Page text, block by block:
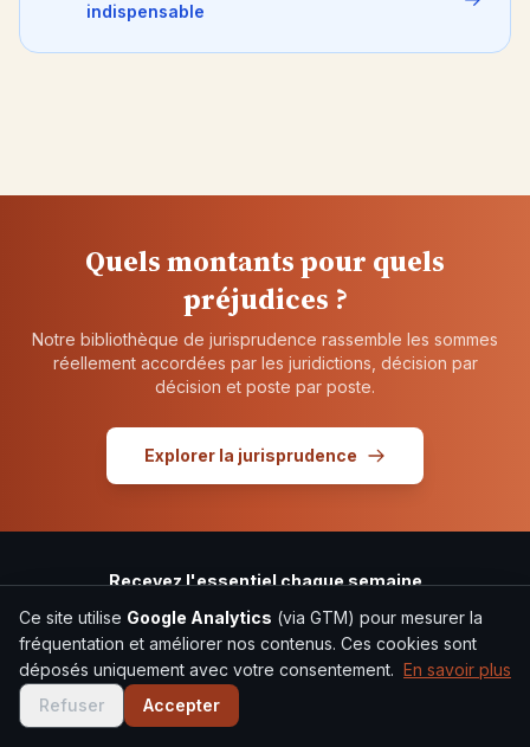
indispensable
Quels montants pour quels
préjudices ?
Notre bibliothèque de jurisprudence rassemble les sommes
réellement accordées par les juridictions, décision par
décision et poste par poste.
Explorer la jurisprudence
Recevez l'essentiel chaque semaine
S'inscrire
Ce site utilise Google Analytics (via GTM) pour mesurer la
fréquentation et améliorer nos contenus. Ces cookies sont
déposés uniquement avec votre consentement. En savoir plus
Refuser
Accepter